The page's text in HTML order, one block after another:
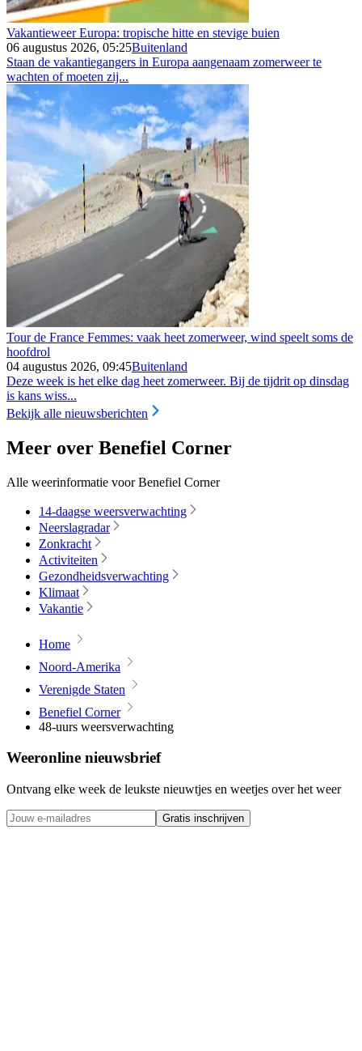
Vakantieweer Europa: tropische hitte en stevige buien
06 augustus 2026, 05:25Buitenland
Staan de vakantiegangers in Europa aangenaam zomerweer te
wachten of moeten zij...
Tour de France Femmes: vaak heet zomerweer, wind speelt soms de
hoofdrol
04 augustus 2026, 09:45Buitenland
Deze week is het elke dag heet zomerweer. Bij de tijdrit op dinsdag
is kans wiss...
Bekijk alle nieuwsberichten
Meer over Benefiel Corner
Alle weerinformatie voor Benefiel Corner
14-daagse weersverwachting
Neerslagradar
Zonkracht
Activiteiten
Gezondheidsverwachting
Klimaat
Vakantie
Home
Noord-Amerika
Verenigde Staten
Benefiel Corner
48-uurs weersverwachting
Weeronline nieuwsbrief
Ontvang elke week de leukste nieuwtjes en weetjes over het weer
Gratis inschrijven